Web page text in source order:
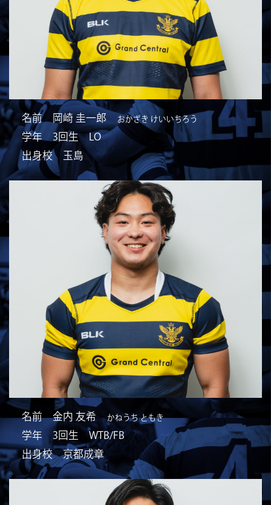
名前 岡崎 圭一郎 おかざき けいいちろう
学年 3回生 LO
出身校 玉島
名前 金内 友希 かねうち ともき
学年 3回生 WTB/FB
出身校 京都成章